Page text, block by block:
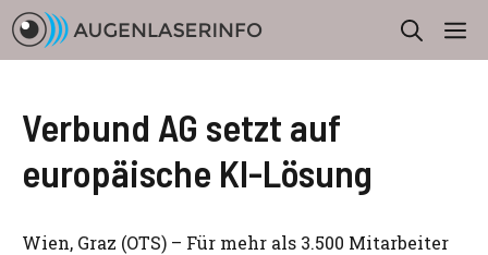
Zum
Inhalt
springen
Verbund AG setzt auf
europäische KI-Lösung
Wien, Graz (OTS) – Für mehr als 3.500 Mitarbeiter